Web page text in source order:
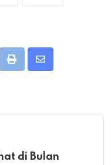
Print
Share
di Bulan